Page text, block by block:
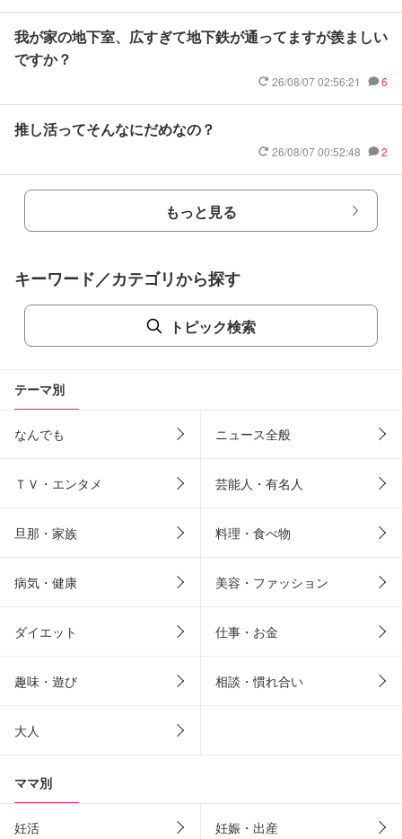
我が家の地下室、広すぎて地下鉄が通ってますが羨ましい
ですか？
26/08/07 02:56:21 6
推し活ってそんなにだめなの？
26/08/07 00:52:48 2
もっと見る
キーワード／カテゴリから探す
トピック検索
テーマ別
なんでも ニュース全般
ＴＶ・エンタメ 芸能人・有名人
旦那・家族 料理・食べ物
病気・健康 美容・ファッション
ダイエット 仕事・お金
趣味・遊び 相談・慣れ合い
大人
ママ別
妊活 妊娠・出産